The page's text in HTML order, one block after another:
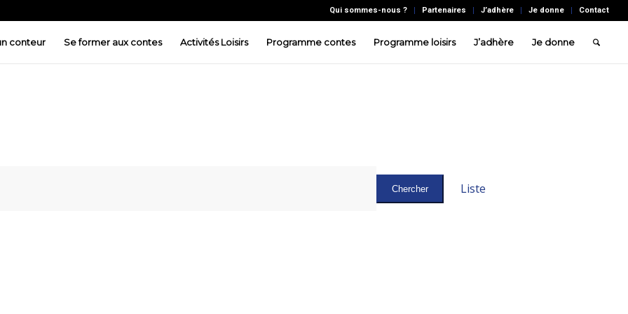
Qui sommes-nous ? Partenaires J’adhère Je donne Contact
conteur Se former aux contes Activités Loisirs Programme contes Programme loisirs J’adhère Je donne
Chercher
de
Liste